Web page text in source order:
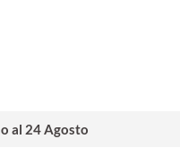
al 24 Agosto